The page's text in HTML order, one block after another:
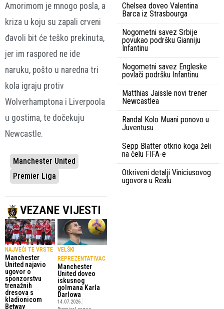
Amorimom je mnogo posla, a
kriza u koju su zapali crveni
đavoli bit će teško prekinuta,
jer im raspored ne ide
naruku, pošto u naredna tri
kola igraju protiv
Wolverhamptona i Liverpoola
u gostima, te dočekuju
Newcastle.
Manchester United
Premier Liga
VEZANE VIJESTI
NAJVEĆI TE VRSTE
Manchester
United najavio
ugovor o
sponzorstvu
trenažnih
dresova s
kladionicom
Betway
VELŠKI
REPREZENTATIVAC
Manchester
United doveo
iskusnog
golmana Karla
Darlowa
14.07.2026.
Chelsea doveo Valentina
Barca iz Strasbourga
Nogometni savez Srbije
povukao podršku Gianniju
Infantinu
Nogometni savez Engleske
povlači podršku Infantinu
Matthias Jaissle novi trener
Newcastlea
Randal Kolo Muani ponovo u
Juventusu
Sepp Blatter otkrio koga želi
na čelu FIFA-e
Otkriveni detalji Viniciusovog
ugovora u Realu